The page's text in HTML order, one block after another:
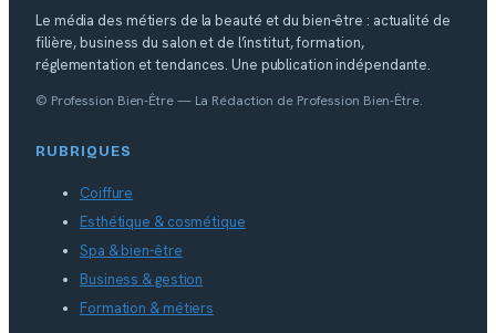
Le média des métiers de la beauté et du bien-être : actualité de
filière, business du salon et de l’institut, formation,
réglementation et tendances. Une publication indépendante.
© Profession Bien-Être — La Rédaction de Profession Bien-Être.
RUBRIQUES
Coiffure
Esthétique & cosmétique
Spa & bien-être
Business & gestion
Formation & métiers